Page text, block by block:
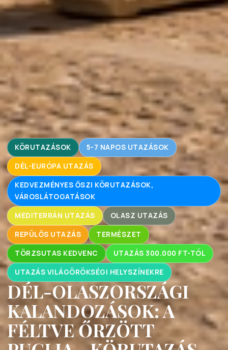
KÖRUTAZÁSOK 5-7 NAPOS UTAZÁSOK
DÉL-EURÓPA UTAZÁS
KEDVEZMÉNYES ŐSZI KÖRUTAZÁSOK,
VÁROSLÁTOGATÁSOK
MEDITERRÁN UTAZÁS OLASZ UTAZÁS
REPÜLŐS UTAZÁS TERMÉSZET
TÖRZSUTAS KEDVENC UTAZÁS 300.000 FT-TÓL
UTAZÁS VILÁGÖRÖKSÉGI HELYSZÍNEKRE
DÉL-OLASZORSZÁGI
KALANDOZÁSOK: A
FÉLTVE ŐRZÖTT